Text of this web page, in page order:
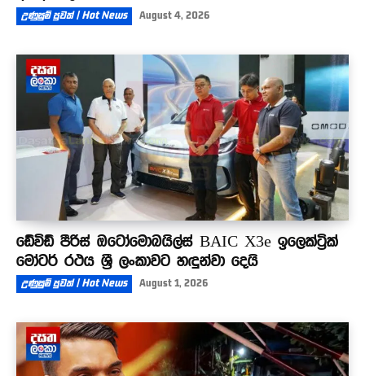
උණුසුම් පුවත් | Hot News August 4, 2026
ඩේවිඩ් පීරිස් ඔටෝමොබයිල්ස් BAIC X3e ඉලෙක්ට්‍රික්
මෝටර් රථය ශ්‍රී ලංකාවට හඳුන්වා දෙයි
උණුසුම් පුවත් | Hot News August 1, 2026